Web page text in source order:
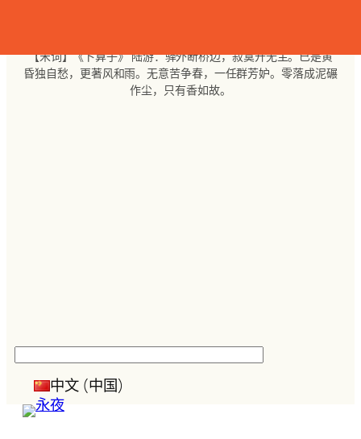
内 【宋词】《卜算子》 陆游：驿外断桥边，寂寞开无主。已是黄
昏独自愁，更著风和雨。无意苦争春，一任群芳妒。零落成泥碾
作尘，只有香如故。
中文 (中国)